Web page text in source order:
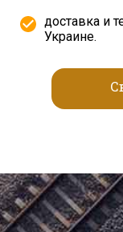
доставка и
Украине.